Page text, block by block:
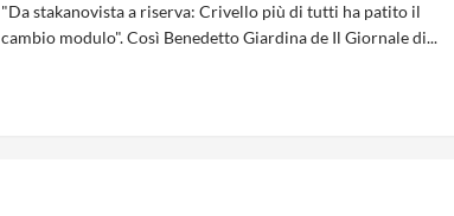
"Da stakanovista a riserva: Crivello più di tutti ha patito il
cambio modulo". Così Benedetto Giardina de Il Giornale di...